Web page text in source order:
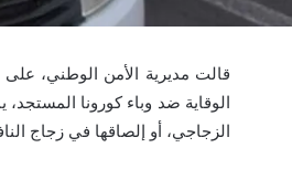
الوقاية ضد وباء كورونا
الزجاجي، أو إلصاقها في زجاج